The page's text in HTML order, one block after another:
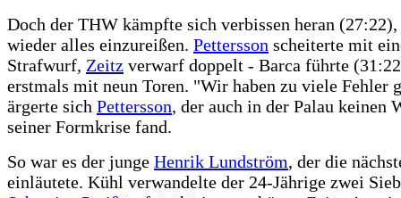
Doch der THW kämpfte sich verbissen heran (27:22),
wieder alles einzureißen. Pettersson scheiterte mit
Strafwurf, Zeitz verwarf doppelt - Barca führte
erstmals mit neun Toren. "Wir haben zu viele Fehler
ärgerte sich Pettersson, der auch in der Palau keinen
seiner Formkrise fand.
So war es der junge Henrik Lundström, der die
einläutete. Kühl verwandelte der 24-Jährige zwei